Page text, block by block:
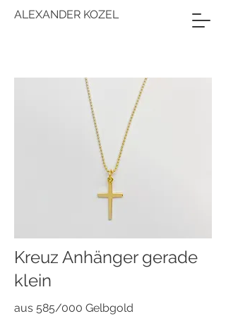
ALEXANDER KOZEL
Kreuz Anhänger gerade
klein
aus 585/000 Gelbgold